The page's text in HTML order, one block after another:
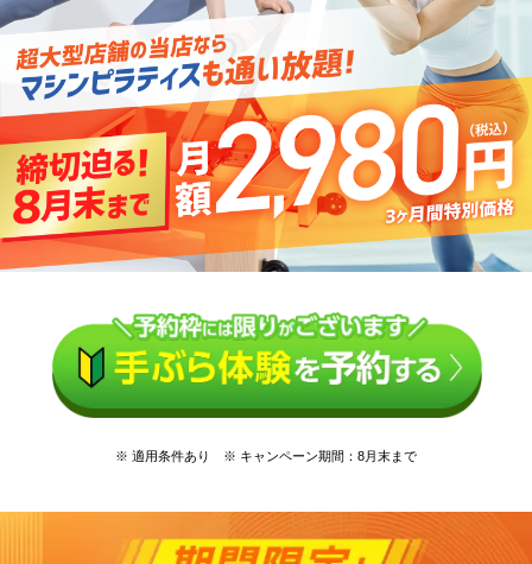
※ 適用条件あり ※ キャンペーン期間：8月末まで